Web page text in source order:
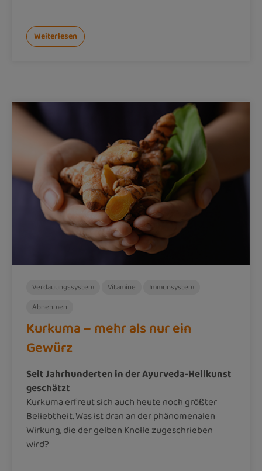
Weiterlesen
Verdauungssystem Vitamine
Immunsystem
Abnehmen
Kurkuma – mehr als nur ein
Gewürz
Seit Jahrhunderten in der Ayurveda-Heilkunst
geschätzt
Kurkuma erfreut sich auch heute noch größter
Beliebtheit. Was ist dran an der phänomenalen
Wirkung, die der gelben Knolle zugeschrieben
wird?